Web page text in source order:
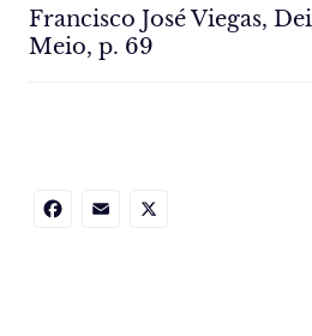
Francisco José Viegas,
Meio, p. 69